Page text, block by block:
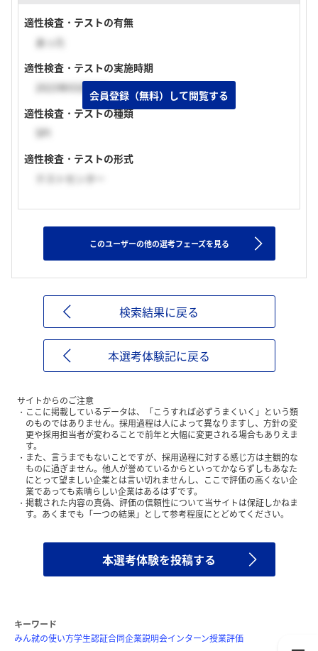
適性検査・テストの有無
あった
適性検査・テストの実施時期
2023年03月下旬
適性検査・テストの種類
SPI
適性検査・テストの形式
テストセンター
会員登録（無料）して閲覧する
このユーザーの他の選考フェーズを見る
検索結果に戻る
本選考体験記に戻る
サイトからのご注意
ここに掲載しているデータは、「こうすれば必ずうまくいく」という類
のものではありません。採用過程は人によって異なりますし、方針の変
更や採用担当者が変わることで前年と大幅に変更される場合もありえま
す。
また、言うまでもないことですが、採用過程に対する感じ方は主観的な
ものに過ぎません。他人が誉めているからといってかならずしもあなた
にとって望ましい企業とは言い切れませんし、ここで評価の高くない企
業であっても素晴らしい企業はあるはずです。
掲載された内容の真偽、評価の信頼性について当サイトは保証しかねま
す。あくまでも「一つの結果」として参考程度にとどめてください。
本選考体験を投稿する
キーワード
みん就の使い方学生認証合同企業説明会インターン授業評価